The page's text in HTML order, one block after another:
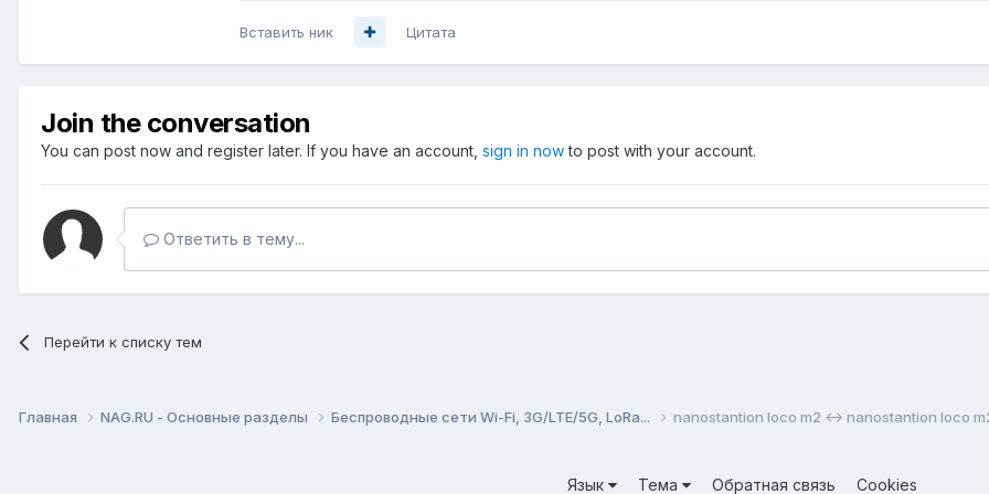
Вставить ник Цитата
Join the conversation
You can post now and register later. If you have an account, sign in nowto post with your account.
Ответить в тему...
Перейти к списку тем
Главная NAG.RU - Основные разделы Беспроводные сети Wi-Fi, 3G/LTE/5G, LoRa... nanostantion loco m2 <-> nanostantion loco
Язык Тема Обратная связь Cookies